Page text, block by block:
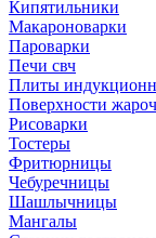
Кипятильники
Макароноварки
Пароварки
Печи свч
Плиты
Поверхности
Рисоварки
Тостеры
Фритюрницы
Чебуречницы
Шашлычницы
Мангалы